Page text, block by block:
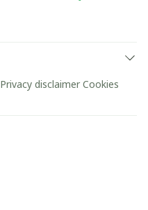
Privacy disclaimer Cookies